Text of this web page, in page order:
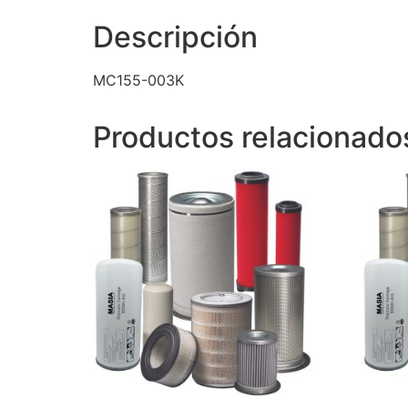
Descripción
MC155-003K
Productos